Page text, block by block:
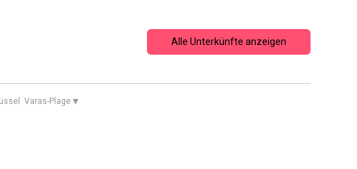
Alle Unterkünfte anzeigen
Varas-Plage ▾